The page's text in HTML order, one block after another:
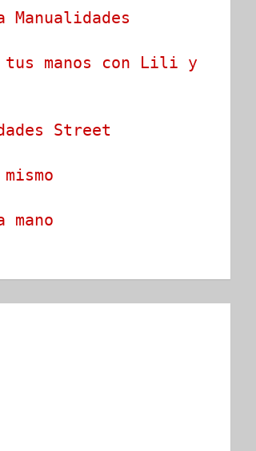
Manualidades
tus manos con Lili y
Street
mano